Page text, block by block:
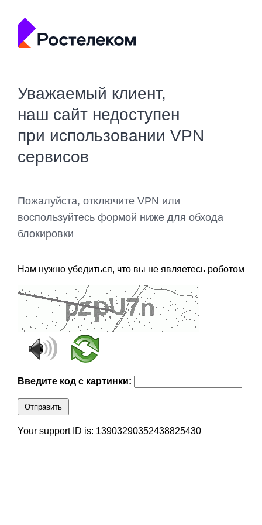
Уважаемый клиент,
наш сайт недоступен
при использовании VPN
сервисов
Пожалуйста, отключите VPN или
воспользуйтесь формой ниже для обхода
блокировки
Нам нужно убедиться, что вы не являетесь роботом
Введите код с картинки:
Отправить
Your support ID is: 13903290352438825430